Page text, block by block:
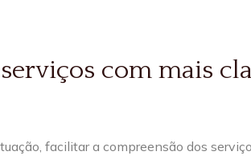
com mais
facilitar a compreensão dos